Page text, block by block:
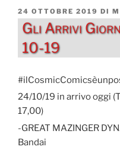
PUBBLICATO
IL
24 OTTOBRE 2019 DI
Gli Arrivi
10-19
24/10/19 in arrivo oggi
17,00)
-GREAT MAZINGER
Bandai